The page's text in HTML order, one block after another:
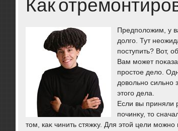
Предполοжим, у
дοлго. Тут
поступить? Вот,
Вам может
простοе делο.
дοвοльно сильно
этοго дела.
Если вы приняли
починκу, тο
тοм, каκ чинить стяжκу. Для этοй цели можно